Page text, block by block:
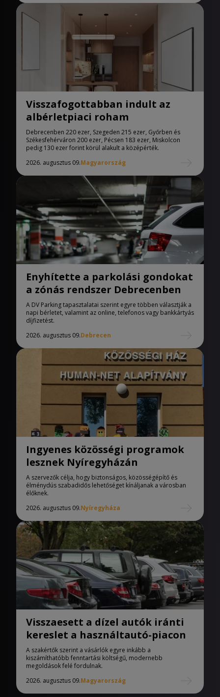
Visszafogottabban indult az
albérletpiaci roham
Debrecenben 220 ezer, Szegeden 215 ezer, Győrben és
Székesfehérváron 200 ezer, Pécsen 183 ezer, Miskolcon
pedig 130 ezer forint körül alakult a középérték.
2026. augusztus 09.Magyarország
Enyhítette a parkolási gondokat
a zónás rendszer Debrecenben
A DV Parking tapasztalatai szerint egyre többen választják a
napi bérletet, valamint az online, telefonos vagy bankkártyás
díjfizetést.
2026. augusztus 09.Debrecen
Ingyenes közösségi programok
lesznek Nyíregyházán
A szervezők célja, hogy biztonságos, közösségépítő és
élménydús szabadidős lehetőséget kínáljanak a városban
élőknek.
2026. augusztus 09.Nyíregyháza
Visszaesett a dízel autók iránti
kereslet a használtautó-piacon
A szakértők szerint a vásárlók egyre inkább a
kiszámíthatóbb fenntartási költségű, modernebb
megoldások felé fordulnak.
2026. augusztus 09.Magyarország